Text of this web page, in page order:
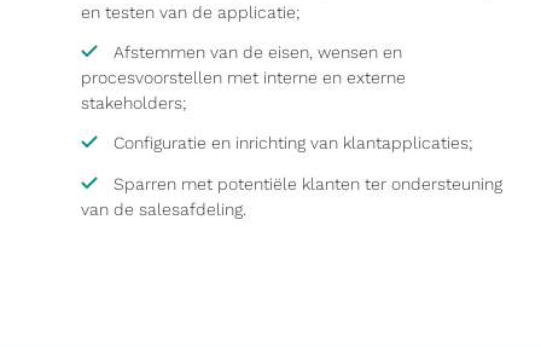
en testen van de applicatie;
Afstemmen van de eisen, wensen en
procesvoorstellen met interne en externe
stakeholders;
Configuratie en inrichting van klantapplicaties;
Sparren met potentiële klanten ter ondersteuning
van de salesafdeling.